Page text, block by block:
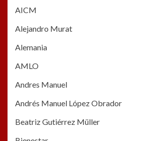
AICM
Alejandro Murat
Alemania
AMLO
Andres Manuel
Andrés Manuel López Obrador
Beatriz Gutiérrez Müller